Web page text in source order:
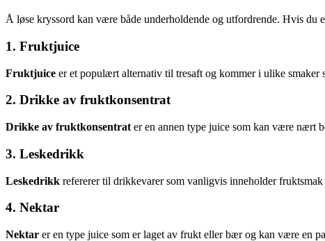
Å løse kryssord kan være både underholdende og utfordrende. Hvis
1. Fruktjuice
Fruktjuice er et populært alternativ til tresaft og kommer i ulike smaker
2. Drikke av fruktkonsentrat
Drikke av fruktkonsentrat er en annen type juice som kan være nært
3. Leskedrikk
Leskedrikk refererer til drikkevarer som vanligvis inneholder
4. Nektar
Nektar er en type juice som er laget av frukt eller bær og kan være en